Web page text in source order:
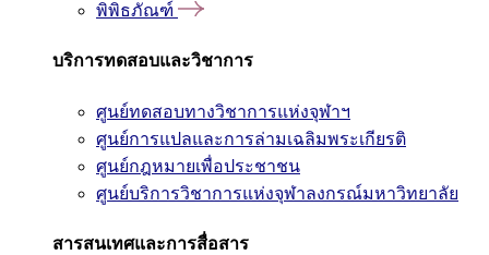
พิพิธภัณฑ์
บริการทดสอบและวิชาการ
ศูนย์ทดสอบทางวิชาการแห่งจุฬาฯ
ศูนย์การแปลและการล่ามเฉลิมพระเกียรติ
ศูนย์กฎหมายเพื่อประชาชน
ศูนย์บริการวิชาการแห่งจุฬาลงกรณ์มหาวิทยาลัย
สารสนเทศและการสื่อสาร